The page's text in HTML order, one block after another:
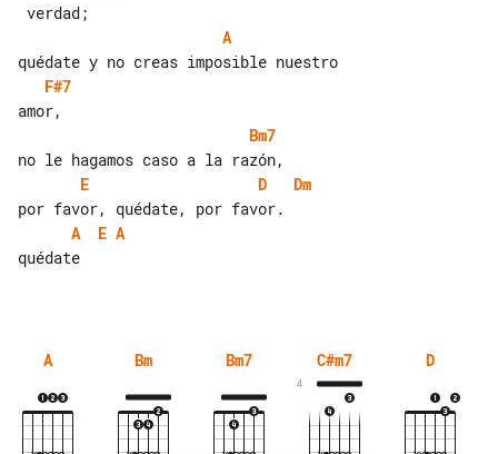
A
F#7
Bm7
E
D
Dm
A
E A
quédate
A Bm Bm7 C#m7
4
D